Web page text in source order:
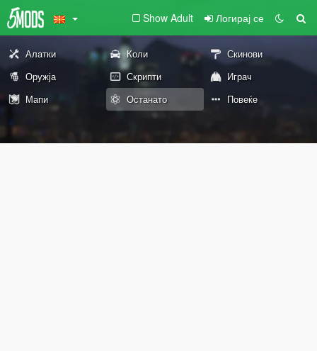
Show Adult Логирај се
Алатки Коли
Скинови
Оружја
Скрипти
Играч
Мапи
Останато Повеќе